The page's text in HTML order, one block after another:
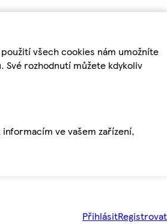
všech cookies nám umožníte
rozhodnutí můžete kdykoliv
ve vašem zařízení,
PřihlásitRegistrovat